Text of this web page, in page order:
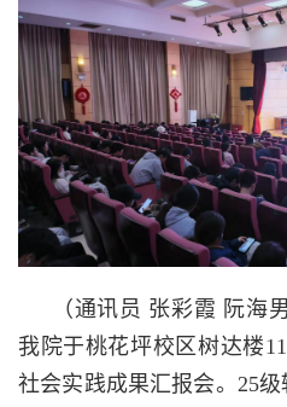
（通讯员 张彩霞 阮海
我院于桃花坪校区树达楼
社会实践成果汇报会。25